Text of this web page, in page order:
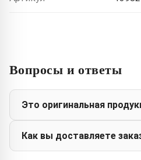
Вопросы и ответы
Это оригинальная
Как вы доставляете